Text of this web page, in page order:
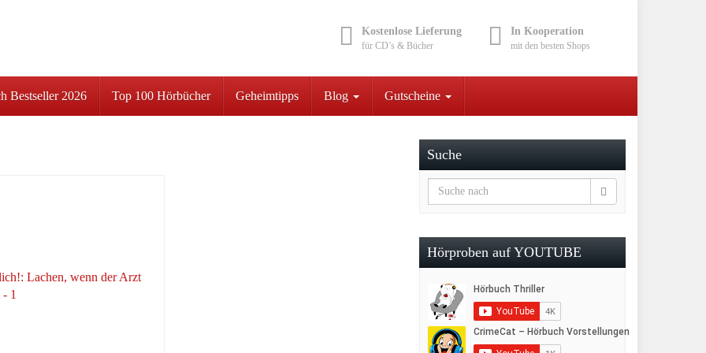
Kostenlose Lieferung
für CD’s & Bücher
In Kooperation
mit den besten Shops
Bestseller 2026 Top 100 Hörbücher Geheimtipps Blog Gutscheine
Suche
Hörproben auf YOUTUBE